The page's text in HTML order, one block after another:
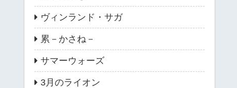
ヴィンランド・サガ
累－かさね－
サマーウォーズ
3月のライオン